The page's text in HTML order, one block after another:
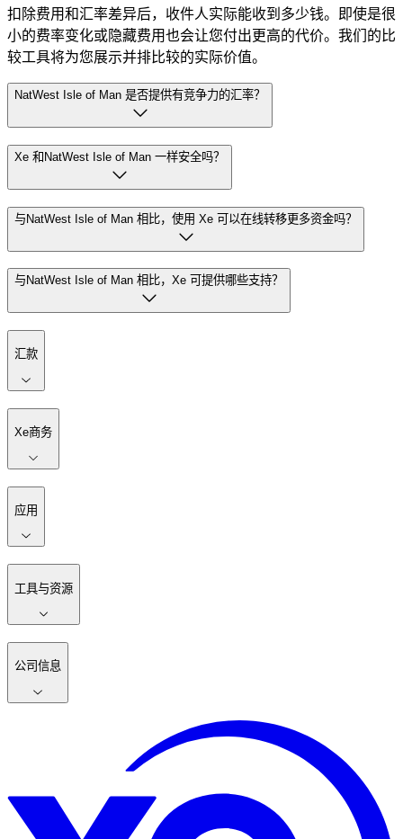
扣除费用和汇率差异后，收件人实际能收到多少钱。即使是很
小的费率变化或隐藏费用也会让您付出更高的代价。我们的比
较工具将为您展示并排比较的实际价值。
NatWest Isle of Man 是否提供有竞争力的汇率？
Xe 和NatWest Isle of Man 一样安全吗？
与NatWest Isle of Man 相比，使用 Xe 可以在线转移更多资金吗？
与NatWest Isle of Man 相比，Xe 可提供哪些支持？
汇款
Xe商务
应用
工具与资源
公司信息